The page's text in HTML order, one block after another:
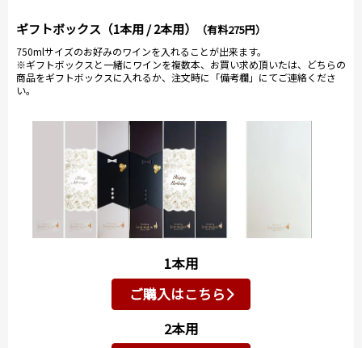
ギフトボックス（1本用 / 2本用） （有料275円）
750mlサイズのお好みのワインを入れることが出来ます。
※ギフトボックスと一緒にワインを複数本、お買い求め頂いたは、どちらの
商品をギフトボックスに入れるか、注文時に「備考欄」にてご連絡くださ
い。
1本用
ご購入はこちら
2本用